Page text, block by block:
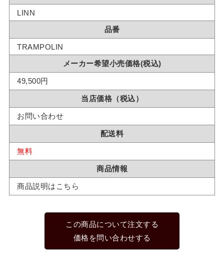
LINN
品番
TRAMPOLIN
メーカー希望小売価格(税込)
49,500円
当店価格（税込）
お問い合わせ
配送料
無料
商品情報
商品説明はこちら
この商品について注文する
価格を問い合わせする